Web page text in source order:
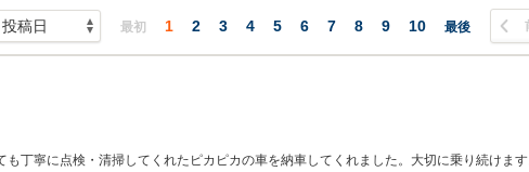
最初 1 2 3 4 5 6 7 8 9 10 最後
丁寧に点検・清掃してくれたピカピカの車を納車してくれました。大切に乗り続けま